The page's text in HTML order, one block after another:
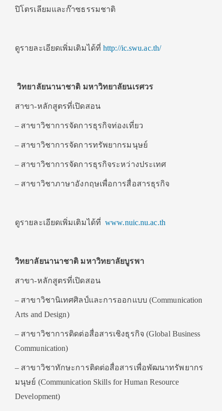
ปิโตรเลียมและก๊าซธรรมชาติ
ดูรายละเอียดเพิ่มเติมได้ที่http://ic.swu.ac.th/
วิทยาลัยนานาชาติ มหาวิทยาลัยนเรศวร
สาขา-หลักสูตรที่เปิดสอน
– สาขาวิชาการจัดการธุรกิจท่องเที่ยว
– สาขาวิชาการจัดการทรัพยากรมนุษย์
– สาขาวิชาการจัดการธุรกิจระหว่างประเทศ
– สาขาวิชาภาษาอังกฤษเพื่อการสื่อสารธุรกิจ
ดูรายละเอียดเพิ่มเติมได้ที่www.nuic.nu.ac.th
วิทยาลัยนานาชาติ มหาวิทยาลัยบูรพา
สาขา-หลักสูตรที่เปิดสอน
– สาขาวิชานิเทศศิลป์และการออกแบบ (Communication
Arts and Design)
– สาขาวิชาการติดต่อสื่อสารเชิงธุรกิจ (Global Business
Communication)
– สาขาวิชาทักษะการติดต่อสื่อสารเพื่อพัฒนาทรัพยากร
มนุษย์ (Communication Skills for Human Resource
Development)